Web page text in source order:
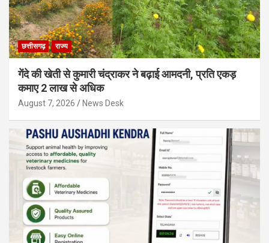
छत्तीसगढ़ राज्य
गेंदे की खेती से कुमारी चंद्राकर ने बढ़ाई आमदनी, प्रति एकड़
कमाए 2 लाख से अधिक
August 7, 2026 News Desk